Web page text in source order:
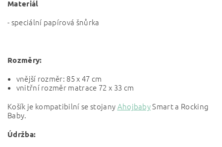
Materiál
- speciální papírová šnůrka
Rozměry:
vnější rozměr: 85 x 47 cm
vnitřní rozměr matrace 72 x 33 cm
Košík je kompatibilní se stojanyAhojbabySmart a Rocking
Baby.
Údržba: